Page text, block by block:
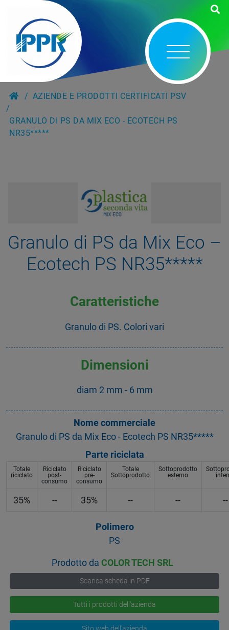
AZIENDE E PRODOTTI CERTIFICATI PSV
GRANULO DI PS DA MIX ECO - ECOTECH PS
NR35*****
Granulo di PS da Mix Eco –
Ecotech PS NR35*****
Caratteristiche
Granulo di PS. Colori vari
Dimensioni
diam 2 mm - 6 mm
Nome commerciale
Granulo di PS da Mix Eco - Ecotech PS NR35*****
Parte riciclata
Totale
riciclato
Riciclato
post-
consumo
Riciclato
pre-
consumo
Totale
Sottoprodotto
Sottoprodotto
esterno
35% -- 35% -- -- --
Polimero
PS
Prodotto daCOLOR TECH SRL
Scarica scheda in PDF
Tutti i prodotti dell'azienda